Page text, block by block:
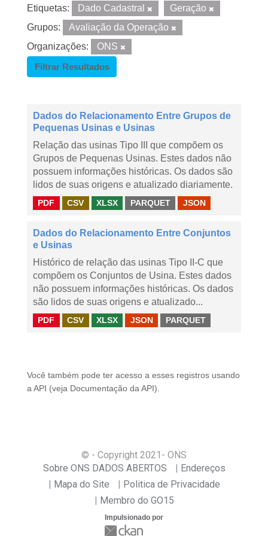
Etiquetas: Dado Cadastral
Geração
Grupos:
Avaliação da Operação
Organizações:
ONS
Filtrar Resultados
Dados do Relacionamento Entre Grupos de
Pequenas Usinas e Usinas
Relação das usinas Tipo III que compõem os
Grupos de Pequenas Usinas. Estes dados não
possuem informações históricas. Os dados são
lidos de suas origens e atualizado diariamente.
PDF CSV XLSX PARQUET JSON
Dados do Relacionamento Entre Conjuntos
e Usinas
Histórico de relação das usinas Tipo II-C que
compõem os Conjuntos de Usina. Estes dados
não possuem informações históricas. Os dados
são lidos de suas origens e atualizado...
PDF CSV XLSX JSON PARQUET
Você também pode ter acesso a esses registros usando
a API (veja Documentação da API ).
© - Copyright 2021 - ONS
Sobre ONS DADOS ABERTOS
Endereços
Mapa do Site
Politica de Privacidade
Membro do GO15
Impulsionado por